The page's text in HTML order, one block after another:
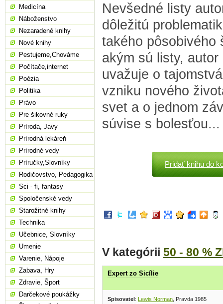
Nevšedné listy
dôležitú
takého pôsobivého
akým sú listy,
uvažuje o
vzniku nového
svet a o jednom
súvise s
Pridať knihu do
V kategórii 50 - 80 %
Expert zo Sicílie
Spisovatel: Lewis Norman , Pravda 1985
Medicína
Náboženstvo
Nezaradené knihy
Nové knihy
Pestujeme,Chováme
Počítače,internet
Poézia
Politika
Právo
Pre šikovné ruky
Príroda, Javy
Prírodná lekáreň
Prírodné vedy
Príručky,Slovníky
Rodičovstvo, Pedagogika
Sci - fi, fantasy
Spoločenské vedy
Starožitné knihy
Technika
Učebnice, Slovníky
Umenie
Varenie, Nápoje
Zabava, Hry
Zdravie, Šport
Darčekové poukážky